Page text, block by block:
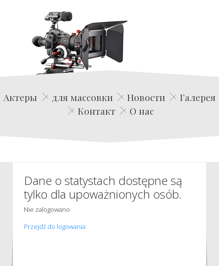
Edwin Film Agencja Aktorska
Актеры для массовки Новости
Галерея
Контакт
О нас
Dane o statystach dostępne są
tylko dla upoważnionych osób.
Nie zalogowano
Przejdź do logowania